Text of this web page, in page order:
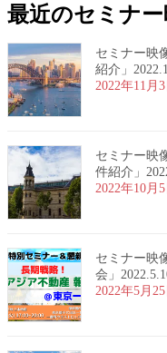
最近のセミナ
セミナー映
紹介」
2022年11月3
セミナー映
件紹介」
2022年10月5
セミナー映
会」
2022年5月25